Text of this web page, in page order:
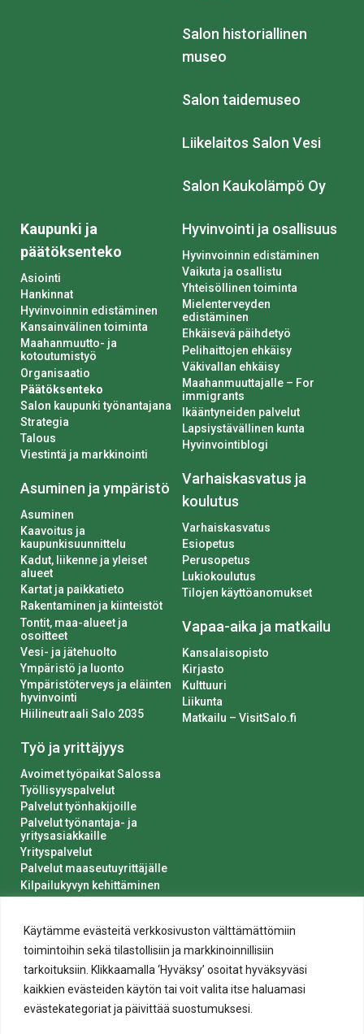
Käytämme evästeitä verkkosivuston välttämättömiin
toimintoihin sekä tilastollisiin ja markkinoinnillisiin
tarkoituksiin. Klikkaamalla ‘Hyväksy’ osoitat hyväksyväsi
kaikkien evästeiden käytön tai voit valita itse haluamasi
evästekategoriat ja päivittää suostumuksesi.
Salon historiallinen
museo
Salon taidemuseo
Liikelaitos Salon Vesi
Salon Kaukolämpö Oy
Kaupunki ja
päätöksenteko
Asiointi
Hankinnat
Hyvinvoinnin edistäminen
Kansainvälinen toiminta
Maahanmuutto- ja
kotoutumistyö
Organisaatio
Päätöksenteko
Salon kaupunki työnantajana
Strategia
Talous
Viestintä ja markkinointi
Asuminen ja ympäristö
Asuminen
Kaavoitus ja
kaupunkisuunnittelu
Kadut, liikenne ja yleiset
alueet
Kartat ja paikkatieto
Rakentaminen ja kiinteistöt
Tontit, maa-alueet ja
osoitteet
Vesi- ja jätehuolto
Ympäristö ja luonto
Ympäristöterveys ja eläinten
hyvinvointi
Hiilineutraali Salo 2035
Työ ja yrittäjyys
Avoimet työpaikat Salossa
Työllisyyspalvelut
Palvelut työnhakijoille
Palvelut työnantaja- ja
yritysasiakkaille
Yrityspalvelut
Palvelut maaseutuyrittäjälle
Kilpailukyvyn kehittäminen
Hyvinvointi ja osallisuus
Hyvinvoinnin edistäminen
Vaikuta ja osallistu
Yhteisöllinen toiminta
Mielenterveyden
edistäminen
Ehkäisevä päihdetyö
Pelihaittojen ehkäisy
Väkivallan ehkäisy
Maahanmuuttajalle – For
immigrants
Ikääntyneiden palvelut
Lapsiystävällinen kunta
Hyvinvointiblogi
Varhaiskasvatus ja
koulutus
Varhaiskasvatus
Esiopetus
Perusopetus
Lukiokoulutus
Tilojen käyttöanomukset
Vapaa-aika ja matkailu
Kansalaisopisto
Kirjasto
Kulttuuri
Liikunta
Matkailu – VisitSalo.fi